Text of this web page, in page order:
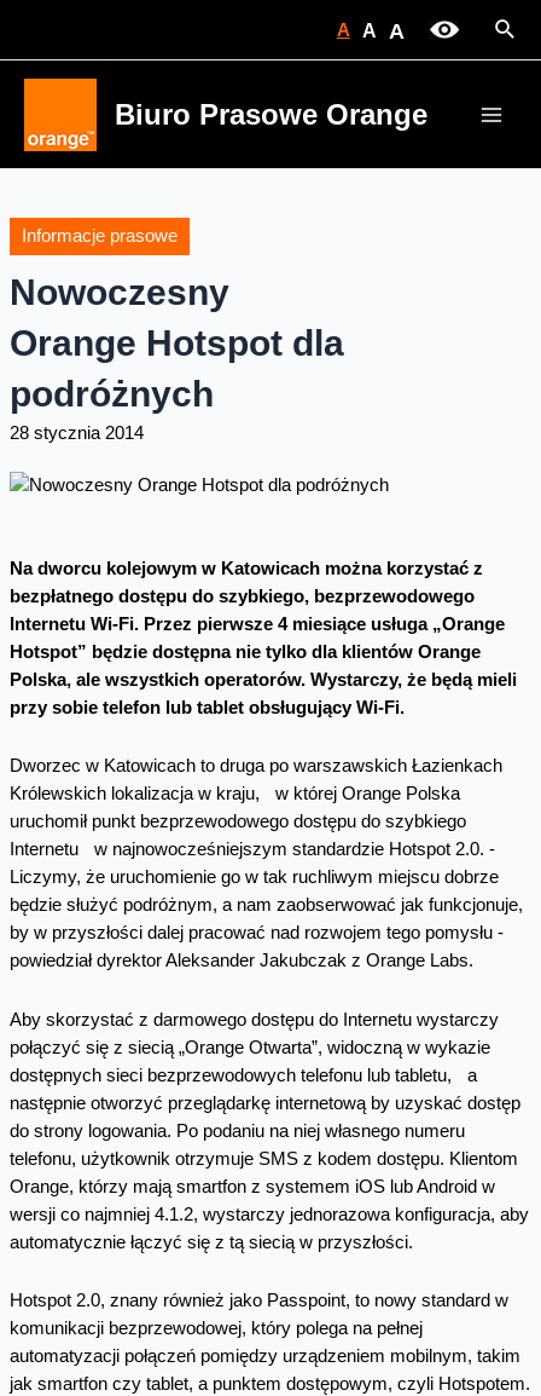
A A A
Biuro Prasowe Orange
Informacje prasowe
Nowoczesny
Orange Hotspot dla
podróżnych
28 stycznia 2014
Na dworcu kolejowym w Katowicach można korzystać z
bezpłatnego dostępu do szybkiego, bezprzewodowego
Internetu Wi-Fi. Przez pierwsze 4 miesiące usługa „Orange
Hotspot” będzie dostępna nie tylko dla klientów Orange
Polska, ale wszystkich operatorów. Wystarczy, że będą mieli
przy sobie telefon lub tablet obsługujący Wi-Fi.
Dworzec w Katowicach to druga po warszawskich Łazienkach
Królewskich lokalizacja w kraju, w której Orange Polska
uruchomił punkt bezprzewodowego dostępu do szybkiego
Internetu w najnowocześniejszym standardzie Hotspot 2.0. -
Liczymy, że uruchomienie go w tak ruchliwym miejscu dobrze
będzie służyć podróżnym, a nam zaobserwować jak funkcjonuje,
by w przyszłości dalej pracować nad rozwojem tego pomysłu -
powiedział dyrektor Aleksander Jakubczak z Orange Labs.
Aby skorzystać z darmowego dostępu do Internetu wystarczy
połączyć się z siecią „Orange Otwarta”, widoczną w wykazie
dostępnych sieci bezprzewodowych telefonu lub tabletu, a
następnie otworzyć przeglądarkę internetową by uzyskać dostęp
do strony logowania. Po podaniu na niej własnego numeru
telefonu, użytkownik otrzymuje SMS z kodem dostępu. Klientom
Orange, którzy mają smartfon z systemem iOS lub Android w
wersji co najmniej 4.1.2, wystarczy jednorazowa konfiguracja, aby
automatycznie łączyć się z tą siecią w przyszłości.
Hotspot 2.0, znany również jako Passpoint, to nowy standard w
komunikacji bezprzewodowej, który polega na pełnej
automatyzacji połączeń pomiędzy urządzeniem mobilnym, takim
jak smartfon czy tablet, a punktem dostępowym, czyli Hotspotem.